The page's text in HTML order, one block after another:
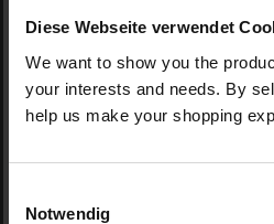
Diese Webseite verwendet
We want to show you the
your interests and needs. By
help us make your shopping
Notwendig
Innersense Organic
Beauty